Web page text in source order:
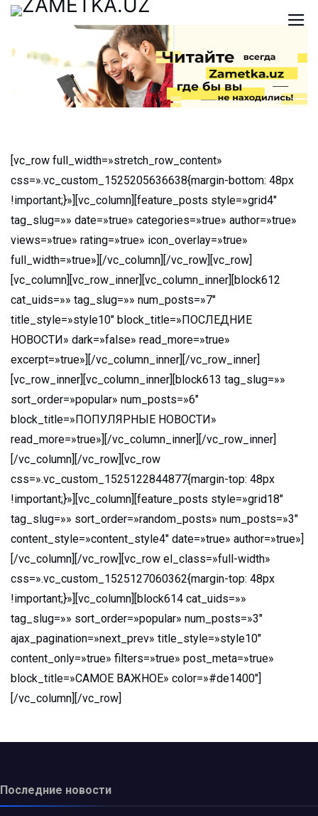
[vc_row full_width=»stretch_row_content»
css=».vc_custom_1525205636638{margin-bottom: 48px
!important;}»][vc_column][feature_posts style=»grid4″
tag_slug=»» date=»true» categories=»true» author=»true»
views=»true» rating=»true» icon_overlay=»true»
full_width=»true»][/vc_column][/vc_row][vc_row]
[vc_column][vc_row_inner][vc_column_inner][block612
cat_uids=»» tag_slug=»» num_posts=»7″
title_style=»style10″ block_title=»ПОСЛЕДНИЕ
НОВОСТИ» dark=»false» read_more=»true»
excerpt=»true»][/vc_column_inner][/vc_row_inner]
[vc_row_inner][vc_column_inner][block613 tag_slug=»»
sort_order=»popular» num_posts=»6″
block_title=»ПОПУЛЯРНЫЕ НОВОСТИ»
read_more=»true»][/vc_column_inner][/vc_row_inner]
[/vc_column][/vc_row][vc_row
css=».vc_custom_1525122844877{margin-top: 48px
!important;}»][vc_column][feature_posts style=»grid18″
tag_slug=»» sort_order=»random_posts» num_posts=»3″
content_style=»content_style4″ date=»true» author=»true»]
[/vc_column][/vc_row][vc_row el_class=»full-width»
css=».vc_custom_1525127060362{margin-top: 48px
!important;}»][vc_column][block614 cat_uids=»»
tag_slug=»» sort_order=»popular» num_posts=»3″
ajax_pagination=»next_prev» title_style=»style10″
content_only=»true» filters=»true» post_meta=»true»
block_title=»САМОЕ ВАЖНОЕ» color=»#de1400″]
[/vc_column][/vc_row]
Последние новости